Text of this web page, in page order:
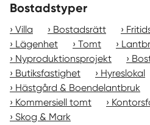
Bostadstyper
Villa Bostadsrätt
Lägenhet
Tomt
Nyproduktionsprojekt
Butiksfastighet
Hyreslokal
Hästgård & Boendelantbruk
Kommersiell tomt
Skog & Mark